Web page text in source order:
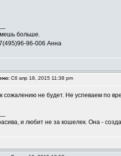
больше.
96-006 Анна
Сб апр 18, 2015 11:38 pm
сожалению не будет. Не успеваем по
и любит не за кошелек. Она -